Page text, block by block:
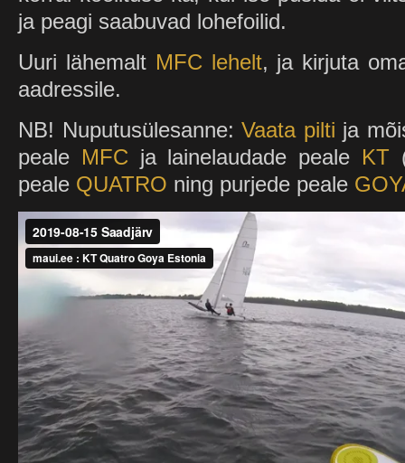
ja peagi saabuvad lohefoilid.
Uuri lähemalt MFC lehelt, ja kirjuta
aadressile.
NB! Nuputusülesanne:Vaata pilti ja
peale MFC ja lainelaudade peale KT
peale QUATRO ning purjede peale